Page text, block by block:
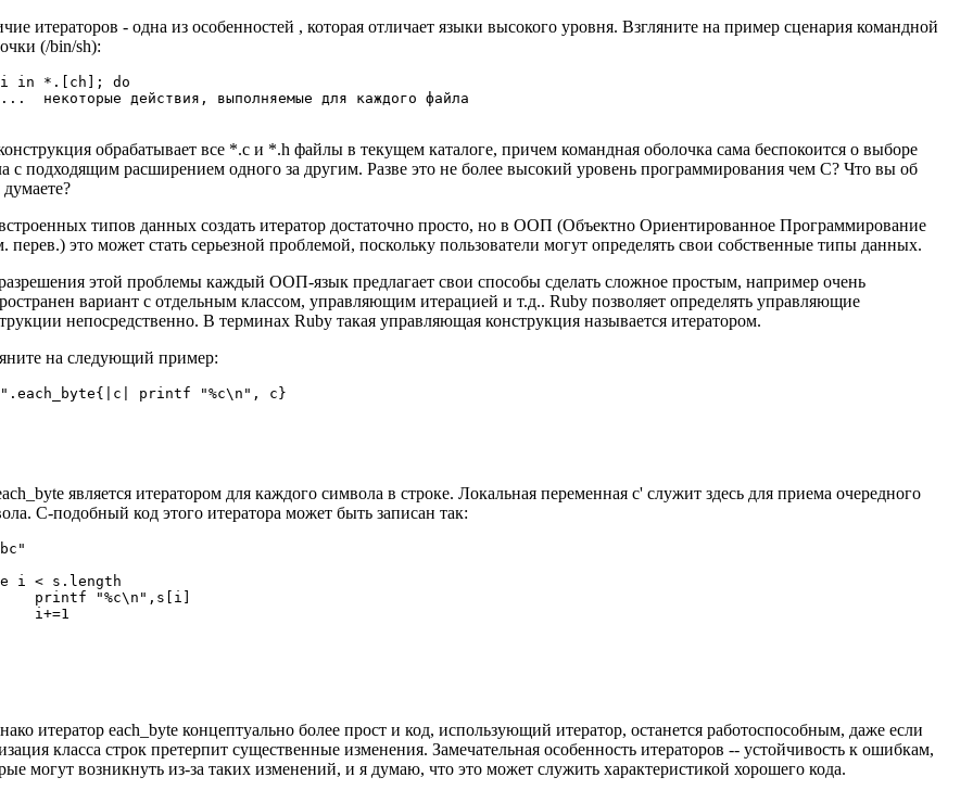
итераторов - одна из особенностей , которая отличает языки высокого уровня. Взгляните на пример сценария командной
(/bin/sh):
in *.[ch]; do
некоторые действия, выполняемые для каждого файла
обрабатывает все *.c и *.h файлы в текущем каталоге, причем командная оболочка сама беспокоится о выборе
с подходящим расширением одного за другим. Разве это не более высокий уровень программирования чем C? Что вы об
типов данных создать итератор достаточно просто, но в ООП (Объектно Ориентированное Программирование
перев.) это может стать серьезной проблемой, поскольку пользователи могут определять свои собственные типы данных.
этой проблемы каждый ООП-язык предлагает свои способы сделать сложное простым, например очень
вариант с отдельным классом, управляющим итерацией и т.д.. Ruby позволяет определять управляющие
непосредственно. В терминах Ruby такая управляющая конструкция называется итератором.
на следующий пример:
printf "%c\n", c}
является итератором для каждого символа в строке. Локальная переменная c' служит здесь для приема очередного
C-подобный код этого итератора может быть записан так:
i < s.length
printf "%c\n",s[i]
i+=1
итератор each_byte концептуально более прост и код, использующий итератор, останется работоспособным, даже если
класса строк претерпит существенные изменения. Замечательная особенность итераторов -- устойчивость к ошибкам,
могут возникнуть из-за таких изменений, и я думаю, что это может служить характеристикой хорошего кода.